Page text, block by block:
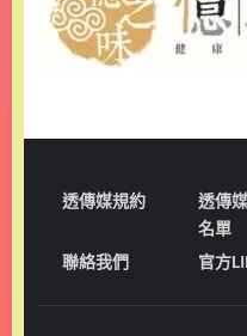
透傳媒規約
透傳
名單
聯絡我們 官方